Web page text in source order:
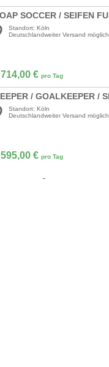
Standort: Köln
Deutschlandweiter Versand möglich
714,00 € pro Tag
Standort: Köln
Deutschlandweiter Versand möglich
595,00 € pro Tag